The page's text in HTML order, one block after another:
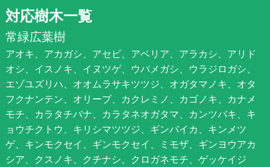
対応樹木一覧
常緑広葉樹
アオキ、アカガシ、アセビ、アベリア、アラカシ、アリド
オシ、イスノキ、イヌツゲ、ウバメガシ、ウラジロガシ、
エゾユズリハ、オオムラサキツツジ、オガタマノキ、オタ
フクナンテン、オリーブ、カクレミノ、カゴノキ、カナメ
モチ、カラタチバナ、カラタネオガタマ、カンツバキ、キ
ョウチクトウ、キリシマツツジ、ギンバイカ、キンメツ
ゲ、キンモクセイ、ギンモクセイ、ミモザ、ギンヨウアカ
シア、クスノキ、クチナシ、クロガネモチ、ゲッケイジ